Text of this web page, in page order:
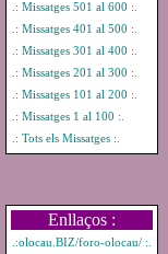
.: Missatges 501 al 600 :.
.: Missatges 401 al 500 :.
.: Missatges 301 al 400 :.
.: Missatges 201 al 300 :.
.: Missatges 101 al 200 :.
.: Missatges 1 al 100 :.
.: Tots els Missatges :.
Enllaços :
.:olocau.BIZ/foro-olocau/ :.